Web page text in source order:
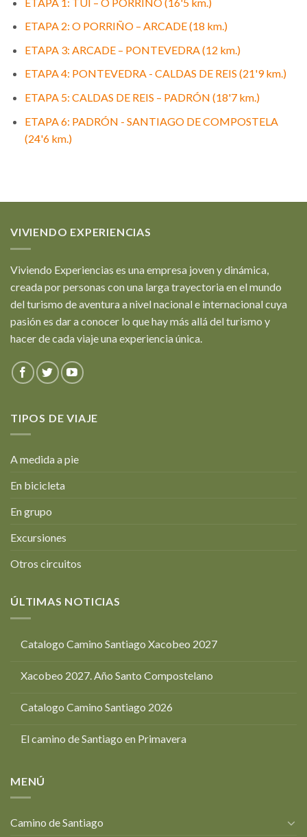
ETAPA 2: O PORRIÑO – ARCADE (18 km.)
ETAPA 3: ARCADE – PONTEVEDRA (12 km.)
ETAPA 4: PONTEVEDRA - CALDAS DE REIS (21'9 km.)
ETAPA 5: CALDAS DE REIS – PADRÓN (18'7 km.)
ETAPA 6: PADRÓN - SANTIAGO DE COMPOSTELA
(24'6 km.)
VIVIENDO EXPERIENCIAS
Viviendo Experiencias es una empresa joven y dinámica,
creada por personas con una larga trayectoria en el mundo
del turismo de aventura a nivel nacional e internacional cuya
pasión es dar a conocer lo que hay más allá del turismo y
hacer de cada viaje una experiencia única.
TIPOS DE VIAJE
A medida a pie
En bicicleta
En grupo
Excursiones
Otros circuitos
ÚLTIMAS NOTICIAS
Catalogo Camino Santiago Xacobeo 2027
Xacobeo 2027. Año Santo Compostelano
Catalogo Camino Santiago 2026
El camino de Santiago en Primavera
MENÚ
Camino de Santiago